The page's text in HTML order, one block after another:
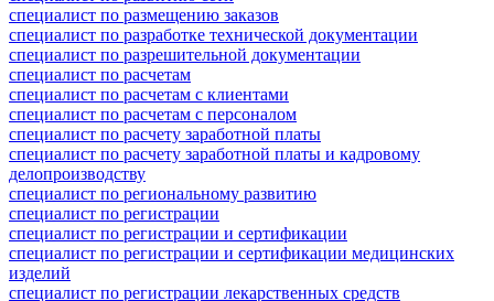
специалист по размещению заказов
специалист по разработке технической документации
специалист по разрешительной документации
специалист по расчетам
специалист по расчетам с клиентами
специалист по расчетам с персоналом
специалист по расчету заработной платы
специалист по расчету заработной платы и кадровому
делопроизводству
специалист по региональному развитию
специалист по регистрации
специалист по регистрации и сертификации
специалист по регистрации и сертификации медицинских
изделий
специалист по регистрации лекарственных средств